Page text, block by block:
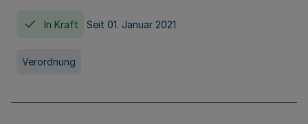
In Kraft Seit 01. Januar 2021
Verordnung